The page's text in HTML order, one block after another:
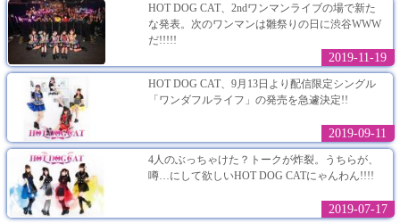
HOT DOG CAT、2ndワンマンライブの場で新た
な発表。次のワンマンは雛祭りの日に渋谷WWW
だ!!!!!
2019-11-19
HOT DOG CAT、9月13日より配信限定シングル
「ワンダフルライフ」の発売を急遽決定!!
2019-09-11
4人のぶっちゃけた？トークが炸裂。うちらが、
噂…にして欲しいHOT DOG CATにゃんわん!!!!
2019-07-17